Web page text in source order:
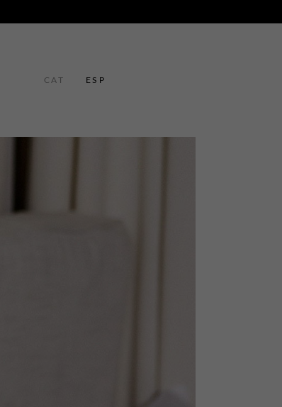
CAT ESP